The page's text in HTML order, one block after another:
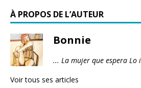
À PROPOS DE L’AUTEUR
Bonnie
... La mujer que espera Lo
Voir tous ses articles